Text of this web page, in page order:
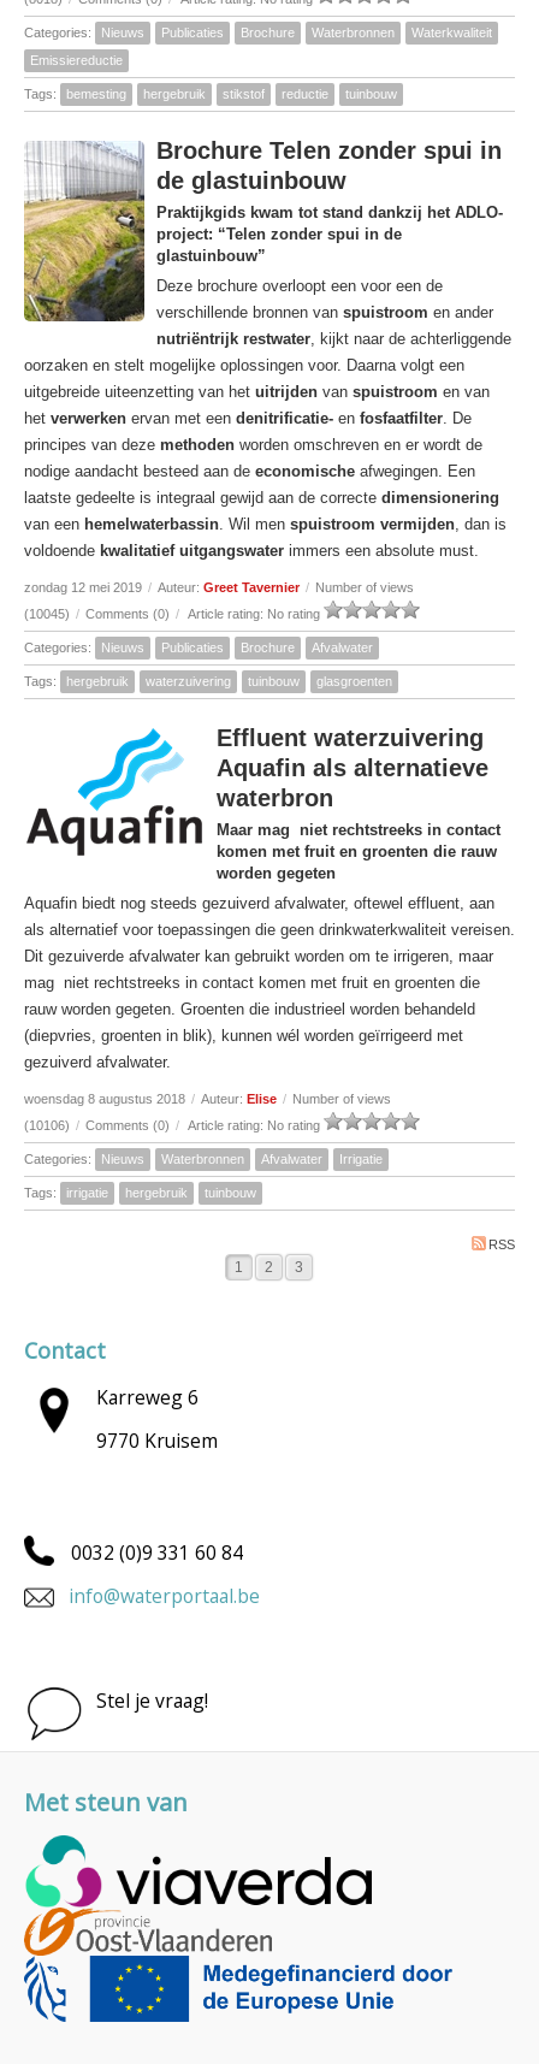
Categories: Nieuws Publicaties Brochure Waterbronnen
Waterkwaliteit
Emissiereductie
Tags: bemesting hergebruik stikstof reductie tuinbouw
Brochure Telen zonder spui in
de glastuinbouw
Praktijkgids kwam tot stand dankzij het ADLO-
project: “Telen zonder spui in de
glastuinbouw”
Deze brochure overloopt een voor een de
verschillende bronnen van spuistroom en ander
nutriëntrijk restwater, kijkt naar de achterliggende
oorzaken en stelt mogelijke oplossingen voor. Daarna volgt een
uitgebreide uiteenzetting van het uitrijden van spuistroom en van
het verwerken ervan met een denitrificatie- en fosfaatfilter. De
principes van deze methoden worden omschreven en er wordt de
nodige aandacht besteed aan de economische afwegingen. Een
laatste gedeelte is integraal gewijd aan de correcte dimensionering
van een hemelwaterbassin. Wil men spuistroom vermijden, dan is
voldoende kwalitatief uitgangswater immers een absolute must.
zondag 12 mei 2019 / Auteur: Greet Tavernier / Number of views
(10045) / Comments (0) / Article rating: No rating
Categories: Nieuws Publicaties Brochure Afvalwater
Tags: hergebruik waterzuivering tuinbouw glasgroenten
Effluent waterzuivering
Aquafin als alternatieve
waterbron
Maar mag niet rechtstreeks in contact
komen met fruit en groenten die rauw
worden gegeten
Aquafin biedt nog steeds gezuiverd afvalwater, oftewel effluent, aan
als alternatief voor toepassingen die geen drinkwaterkwaliteit vereisen.
Dit gezuiverde afvalwater kan gebruikt worden om te irrigeren, maar
mag niet rechtstreeks in contact komen met fruit en groenten die
rauw worden gegeten. Groenten die industrieel worden behandeld
(diepvries, groenten in blik), kunnen wél worden geïrrigeerd met
gezuiverd afvalwater.
woensdag 8 augustus 2018 / Auteur: Elise / Number of views
(10106) / Comments (0) / Article rating: No rating
Categories: Nieuws Waterbronnen Afvalwater Irrigatie
Tags: irrigatie hergebruik tuinbouw
RSS
1 2 3
Contact
Karreweg 6
9770 Kruisem
0032 (0)9 331 60 84
info@waterportaal.be
Stel je vraag!
Met steun van